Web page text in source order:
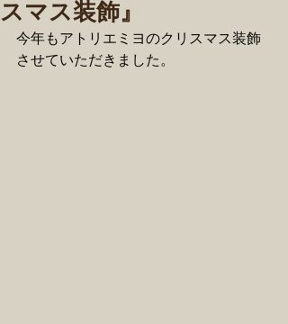
スマス装飾』
今年もアトリエミヨのクリスマス装飾
させていただきました。